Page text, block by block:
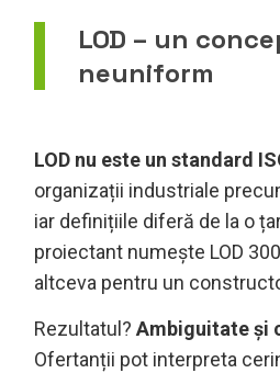
LOD – un
neuniform
LOD nu este un standard
organizații industriale
iar definițiile diferă de la o
proiectant numește LOD
altceva pentru un
Rezultatul? Ambiguitate și
Ofertanții pot interpreta